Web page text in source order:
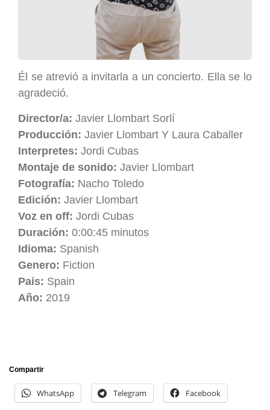
Él se atrevió a invitarla a un concierto. Ella se lo
agradeció.
Director/a: Javier Llombart Sorlí
Producción: Javier Llombart Y Laura Caballer
Interpretes: Jordi Cubas
Montaje de sonido: Javier Llombart
Fotografía: Nacho Toledo
Edición: Javier Llombart
Voz en off: Jordi Cubas
Duración: 0:00:45 minutos
Idioma: Spanish
Genero: Fiction
Pais: Spain
Año: 2019
Compartir
WhatsApp Telegram Facebook